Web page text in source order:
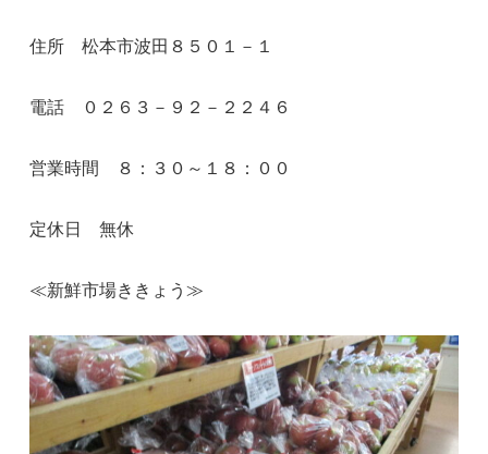
住所 松本市波田８５０１－１
電話 ０２６３－９２－２２４６
営業時間 ８：３０～１８：００
定休日 無休
≪新鮮市場ききょう≫